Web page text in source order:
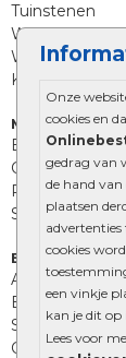
Onze
cookies en
gedrag van
de hand van
plaatsen
cookies
een vinkje
kan je dit op
Lees voor
Tuinstenen
Waalformaat
Wildverband
Kingstones
Betonbielzen
Opsluitbanden
Palissades
Stapelblokken
Extra
Afwatering en
Beplantings
Split, grind en
Oprit tegels